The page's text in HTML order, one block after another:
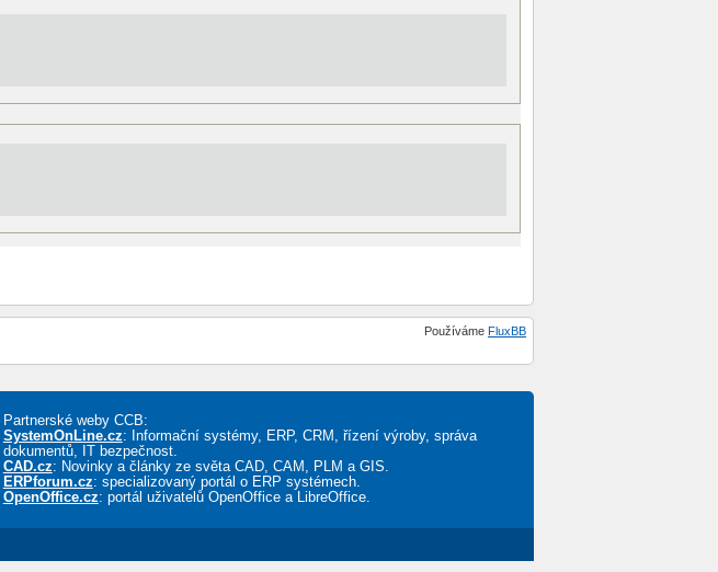
Používáme FluxBB
Partnerské weby CCB:
SystemOnLine.cz: Informační systémy, ERP, CRM, řízení výroby, správa
dokumentů, IT bezpečnost.
CAD.cz: Novinky a články ze světa CAD, CAM, PLM a GIS.
ERPforum.cz: specializovaný portál o ERP systémech.
OpenOffice.cz: portál uživatelů OpenOffice a LibreOffice.